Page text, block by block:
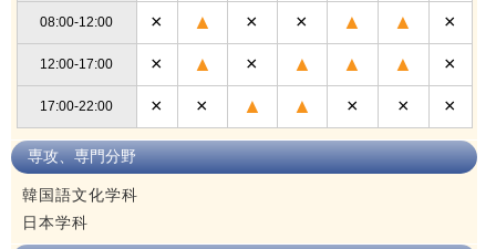
08:00-12:00 × ▲ × × ▲ ▲ ×
12:00-17:00 × ▲ × ▲ ▲ ▲ ×
17:00-22:00 × × ▲ ▲ × × ×
専攻、専門分野
韓国語文化学科
日本学科